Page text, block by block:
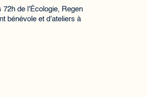
72h de l'Écologie, Regen
bénévole et d'ateliers à